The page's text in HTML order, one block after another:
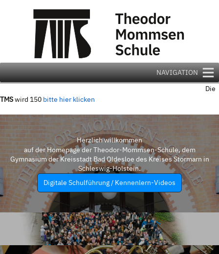
NAVIGATION
Die
TMSwird 150 bitte hier klicken
Herzlich willkommen
auf der Homepage der Theodor-Mommsen-Schule, dem
Gymnasium der Kreisstadt Bad Oldesloe des Kreises Stormarn in
Schleswig-Holstein.
Digitale Schulführung / Kennenlern-Videos